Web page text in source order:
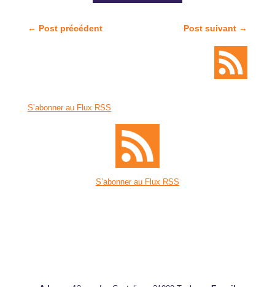
← Post précédent Post suivant →
S’abonner au Flux RSS
S’abonner au Flux RSS